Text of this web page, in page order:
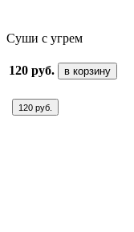
Суши с угрем
120 руб. в корзину
120 руб.